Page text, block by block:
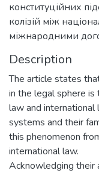
конституційних
колізій між
міжнародними
Description
The article states
in the legal sphere
law and
systems and their
this phenomenon
international law.
Acknowledging their